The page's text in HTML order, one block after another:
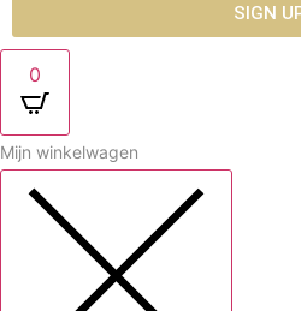
SIGN
0
Mijn winkelwagen